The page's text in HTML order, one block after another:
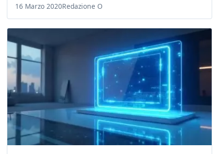
16 Marzo 2020Redazione O